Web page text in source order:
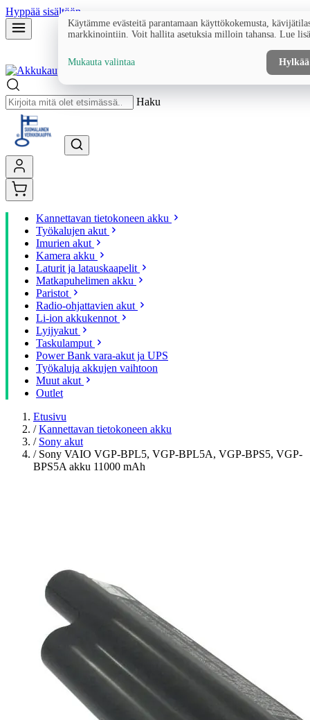
Hyppää sisältöön
Haku
Kannettavan tietokoneen akku
Työkalujen akut
Imurien akut
Kamera akku
Laturit ja latauskaapelit
Matkapuhelimen akku
Paristot
Radio-ohjattavien akut
Li-ion akkukennot
Lyijyakut
Taskulamput
Power Bank vara-akut ja UPS
Työkaluja akkujen vaihtoon
Muut akut
Outlet
Etusivu
/ Kannettavan tietokoneen akku
/ Sony akut
/ Sony VAIO VGP-BPL5, VGP-BPL5A, VGP-BPS5, VGP-
BPS5A akku 11000 mAh
Käytämme evästeitä parantamaan käyttökokemusta,
markkinointiin. Voit hallita asetuksia milloin tahansa. Lue
Mukauta valintaa Hylkää